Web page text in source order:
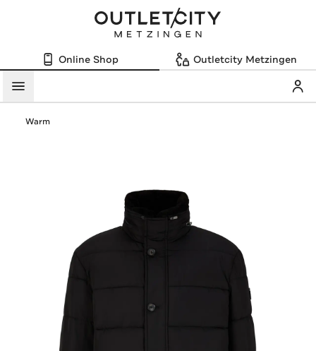
Online Shop Outletcity Metzingen
Menü
Warm